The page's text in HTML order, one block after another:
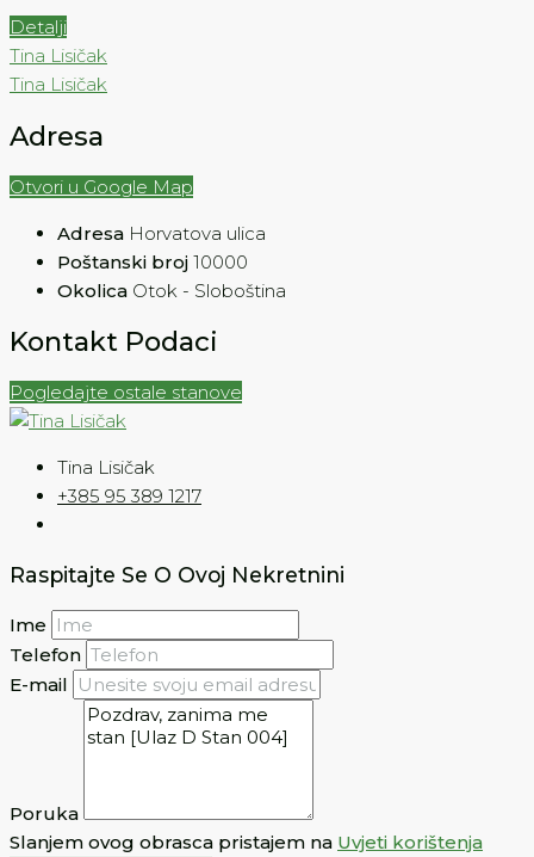
Detalji
Tina Lisičak
Tina Lisičak
Adresa
Otvori u Google Map
Adresa Horvatova ulica
Poštanski broj 10000
Okolica Otok - Sloboština
Kontakt Podaci
Pogledajte ostale stanove
Tina Lisičak
+385 95 389 1217
Raspitajte Se O Ovoj Nekretnini
Ime
Telefon
E-mail
Poruka
Slanjem ovog obrasca pristajem na Uvjeti korištenja